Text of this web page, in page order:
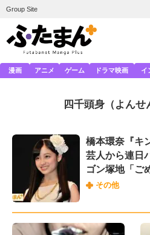
Group Site
漫画 アニメ ゲーム ドラマ映画 イ
四千頭身 （よんせ
橋本環奈『キ
芸人から連日
ゴン塚地「ご
その他